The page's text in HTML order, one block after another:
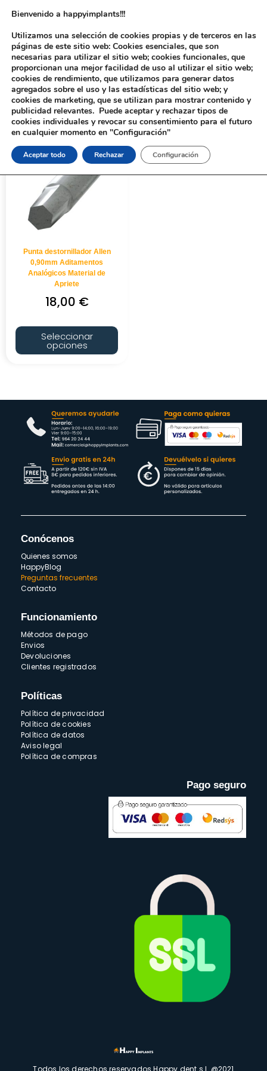
Inicio/ Productos etiquetados “Punta destornillador Allen 0”
Punta destornillador Allen
0,90mm Aditamentos
Analógicos Material de
Apriete
18,00 €
Seleccionar
opciones
Conócenos
Quienes somos
HappyBlog
Preguntas frecuentes
Contacto
Funcionamiento
Métodos de pago
Envios
Devoluciones
Clientes registrados
Políticas
Política de privacidad
Política de cookies
Política de datos
Aviso legal
Política de compras
Pago seguro
Todos los derechos reservados Happy dent s.l. @2021
Bienvenido a happyimplants!!!
Utilizamos una selección de cookies propias y de terceros en las
páginas de este sitio web: Cookies esenciales, que son
necesarias para utilizar el sitio web; cookies funcionales, que
proporcionan una mejor facilidad de uso al utilizar el sitio web;
cookies de rendimiento, que utilizamos para generar datos
agregados sobre el uso y las estadísticas del sitio web; y
cookies de marketing, que se utilizan para mostrar contenido y
publicidad relevantes. Puede aceptar y rechazar tipos de
cookies individuales y revocar su consentimiento para el futuro
en cualquier momento en "Configuración"
Aceptar todo Rechazar Configuración